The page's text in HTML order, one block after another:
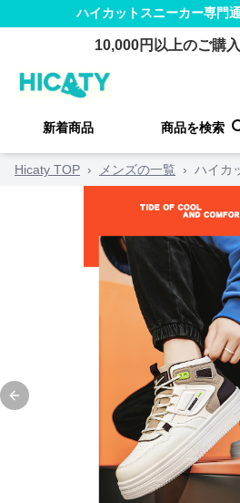
ハイカットスニーカー専門
10,000円以上のご購
新着商品 商品を検索
Hicaty TOP › メンズの一覧 › ハイカ
Previous slide